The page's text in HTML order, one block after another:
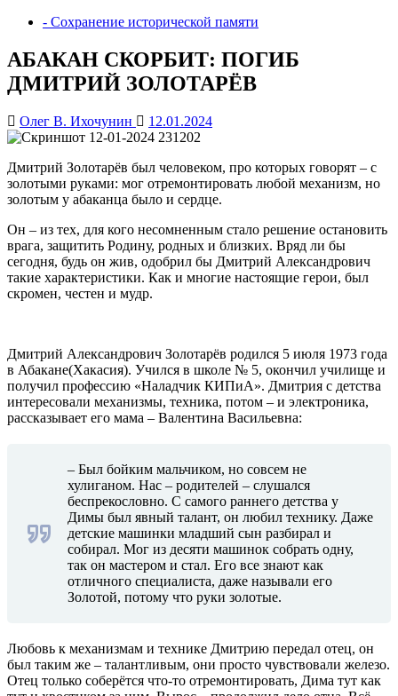
- Сохранение исторической памяти
АБАКАН СКОРБИТ: ПОГИБ
ДМИТРИЙ ЗОЛОТАРЁВ
Олег В. Ихочунин 12.01.2024
Дмитрий Золотарёв был человеком, про которых говорят – с
золотыми руками: мог отремонтировать любой механизм, но
золотым у абаканца было и сердце.
Он – из тех, для кого несомненным стало решение остановить
врага, защитить Родину, родных и близких. Вряд ли бы
сегодня, будь он жив, одобрил бы Дмитрий Александрович
такие характеристики. Как и многие настоящие герои, был
скромен, честен и мудр.
Дмитрий Александрович Золотарёв родился 5 июля 1973 года
в Абакане(Хакасия). Учился в школе № 5, окончил училище и
получил профессию «Наладчик КИПиА». Дмитрия с детства
интересовали механизмы, техника, потом – и электроника,
рассказывает его мама – Валентина Васильевна:
– Был бойким мальчиком, но совсем не
хулиганом. Нас – родителей – слушался
беспрекословно. С самого раннего детства у
Димы был явный талант, он любил технику. Даже
детские машинки младший сын разбирал и
собирал. Мог из десяти машинок собрать одну,
так он мастером и стал. Его все знают как
отличного специалиста, даже называли его
Золотой, потому что руки золотые.
Любовь к механизмам и технике Дмитрию передал отец, он
был таким же – талантливым, они просто чувствовали железо.
Отец только соберётся что-то отремонтировать, Дима тут как